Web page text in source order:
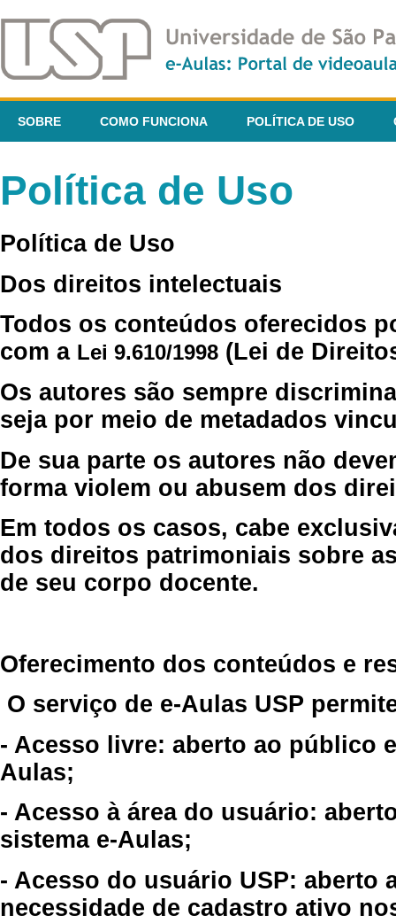
SOBRE COMO FUNCIONA POLÍTICA DE USO
Política de Uso
Política de Uso
Dos direitos intelectuais
Todos os conteúdos oferecidos
com a Lei 9.610/1998 (Lei de
Os autores são sempre
seja por meio de metadados
De sua parte os autores não
forma violem ou abusem dos
Em todos os casos, cabe
dos direitos patrimoniais sobre
de seu corpo docente.
Oferecimento dos conteúdos e
O serviço de e-Aulas USP
- Acesso livre: aberto ao público
Aulas;
- Acesso à área do usuário:
sistema e-Aulas;
- Acesso do usuário USP: aberto
necessidade de cadastro ativo